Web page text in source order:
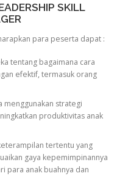
SKILL
para peserta dapat :
tentang bagaimana cara
efektif, termasuk orang
menggunakan strategi
produktivitas anak
tertentu yang
gaya kepemimpinannya
para anak buahnya dan